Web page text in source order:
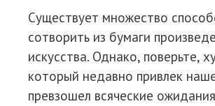
Существует множество
сотворить из бумаги
искусства. Однако, поверьте,
который недавно привлек
превзошел всяческие